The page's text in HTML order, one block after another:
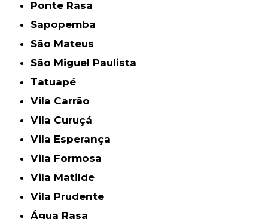
Ponte Rasa
Sapopemba
São Mateus
São Miguel Paulista
Tatuapé
Vila Carrão
Vila Curuçá
Vila Esperança
Vila Formosa
Vila Matilde
Vila Prudente
Água Rasa